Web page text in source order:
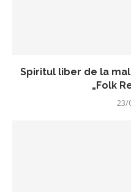
Spiritul liber de la
„Folk
23/